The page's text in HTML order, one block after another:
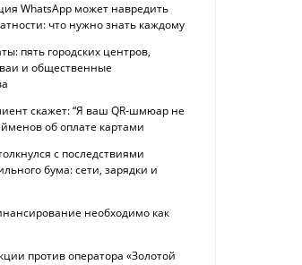
WhatsApp может навредить
что нужно знать каждому
пять городских центров,
и общественные
скажет: “Я ваш QR-шмюар не
об оплате картами
с последствиями
бума: сети, зарядки и
необходимо как
против оператора «Золотой